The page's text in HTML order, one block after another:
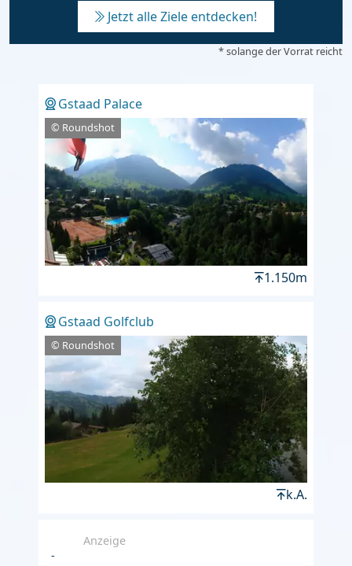
Jetzt alle Ziele entdecken!
* solange der Vorrat reicht
Gstaad Palace
© Roundshot
1.150m
Gstaad Golfclub
© Roundshot
k.A.
Anzeige
-